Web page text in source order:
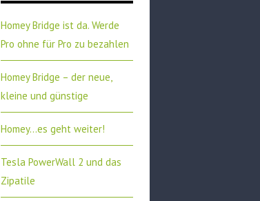
Homey Bridge ist da. Werde
Pro ohne für Pro zu bezahlen
Homey Bridge – der neue,
kleine und günstige
Homey…es geht weiter!
Tesla PowerWall 2 und das
Zipatile